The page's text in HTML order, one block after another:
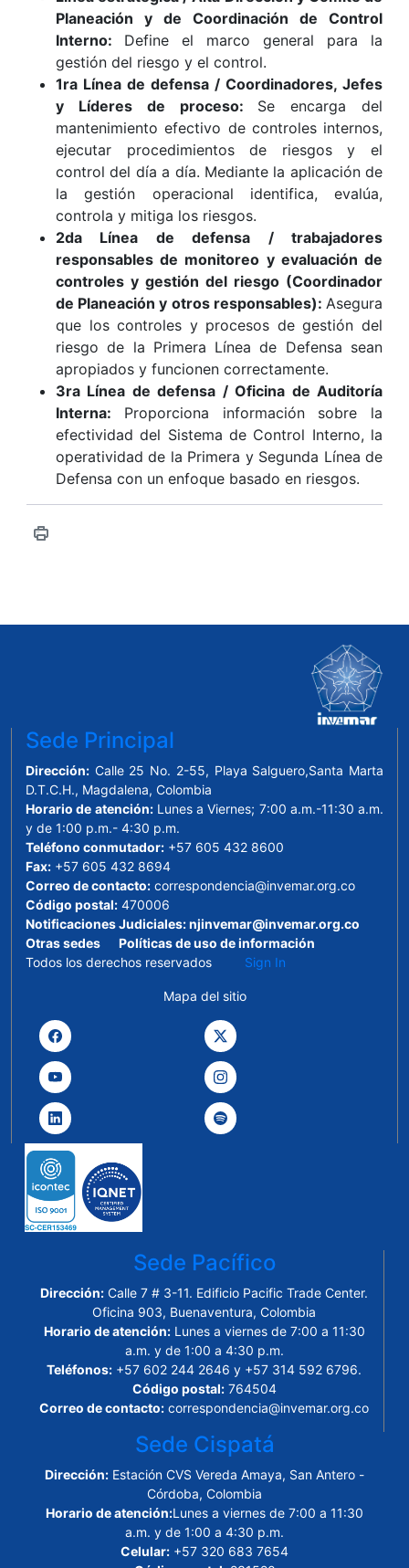
Planeación y de Coordinación de Control
Interno: Define el marco general para la
gestión del riesgo y el control.
1ra Línea de defensa / Coordinadores, Jefes
y Líderes de proceso: Se encarga del
mantenimiento efectivo de controles internos,
ejecutar procedimientos de riesgos y el
control del día a día. Mediante la aplicación de
la gestión operacional identifica, evalúa,
controla y mitiga los riesgos.
2da Línea de defensa / trabajadores
responsables de monitoreo y evaluación de
controles y gestión del riesgo (Coordinador
de Planeación y otros responsables): Asegura
que los controles y procesos de gestión del
riesgo de la Primera Línea de Defensa sean
apropiados y funcionen correctamente.
3ra Línea de defensa / Oficina de Auditoría
Interna: Proporciona información sobre la
efectividad del Sistema de Control Interno, la
operatividad de la Primera y Segunda Línea de
Defensa con un enfoque basado en riesgos.
Sede Principal
Dirección: Calle 25 No. 2-55, Playa Salguero,Santa Marta
D.T.C.H., Magdalena, Colombia
Horario de atención:Lunes a Viernes; 7:00 a.m.-11:30 a.m.
y de 1:00 p.m.- 4:30 p.m.
Teléfono conmutador: +57 605 432 8600
Fax: +57 605 432 8694
Correo de contacto: correspondencia@invemar.org.co
Código postal: 470006
Notificaciones Judiciales:njinvemar@invemar.org.co
Otras sedes
Políticas de uso de información
Todos los derechos reservados Sign In
Mapa del sitio
Sede Pacífico
Dirección: Calle 7 # 3-11. Edificio Pacific Trade Center.
Oficina 903, Buenaventura, Colombia
Horario de atención:Lunes a viernes de 7:00 a 11:30
a.m. y de 1:00 a 4:30 p.m.
Teléfonos: +57 602 244 2646 y +57 314 592 6796.
Código postal:764504
Correo de contacto: correspondencia@invemar.org.co
Sede Cispatá
Dirección: Estación CVS Vereda Amaya, San Antero -
Córdoba, Colombia
Horario de atención:Lunes a viernes de 7:00 a 11:30
a.m. y de 1:00 a 4:30 p.m.
Celular: +57 320 683 7654